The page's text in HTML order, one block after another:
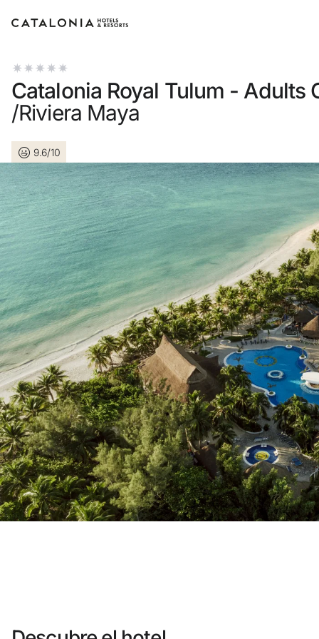
¿Olvidaste tu
o usa una de estas
Entra con
Iniciar sesión solo
¿Aún no tienes cuenta?
Crear una
Disfruta los beneficios de formar
Mejor precio garantizado
Cancelación gratuita
Catalonia Royal Tulum - Adults
/Riviera Maya
9.6/10